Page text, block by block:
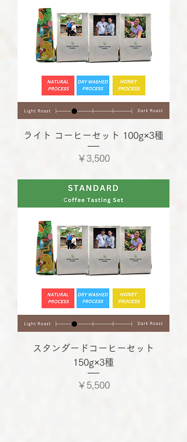
ライト コーヒーセット 100g×3種
価格
￥3,500
スタンダードコーヒーセット
150g×3種
価格
￥5,500